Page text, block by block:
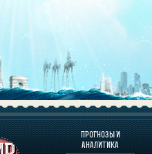
ПРОГНОЗЫ И
АНАЛИТИКА